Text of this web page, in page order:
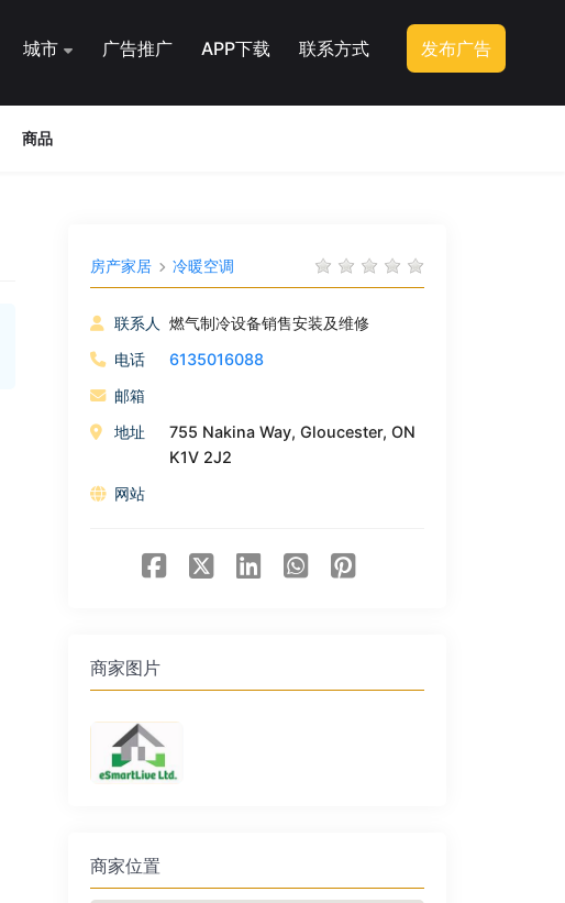
城市 广告推广 APP下载 联系方式 发布广告
商品
房产家居 冷暖空调
联系人
燃气制冷设备销售安装及维修
电话
6135016088
邮箱
地址
755 Nakina Way, Gloucester, ON
K1V 2J2
网站
商家图片
商家位置